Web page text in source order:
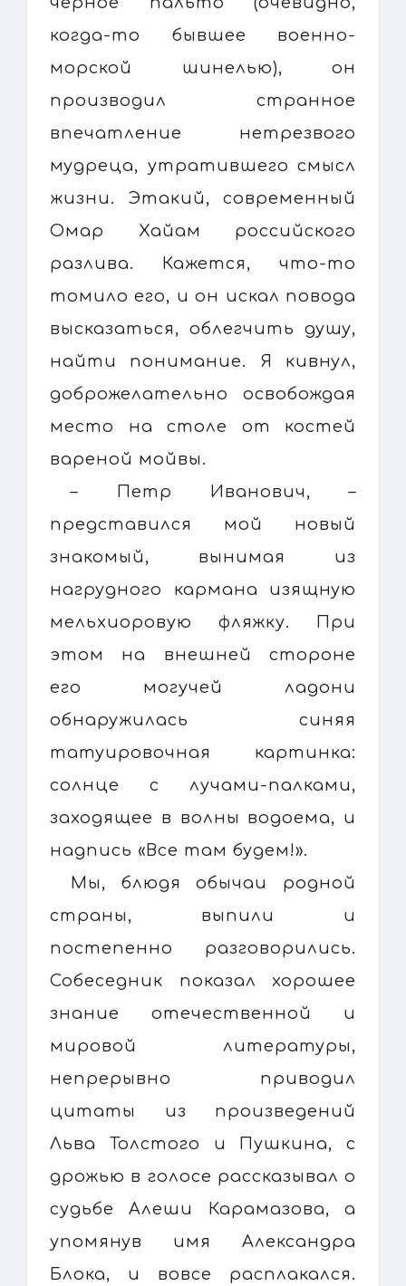
когда-то бывшее военно-
морской шинелью), он
производил странное
впечатление нетрезвого
мудреца, утратившего смысл
жизни. Этакий, современный
Омар Хайам российского
разлива. Кажется, что-то
томило его, и он искал повода
высказаться, облегчить душу,
найти понимание. Я кивнул,
доброжелательно освобождая
место на столе от костей
вареной мойвы.
– Петр Иванович, –
представился мой новый
знакомый, вынимая из
нагрудного кармана изящную
мельхиоровую фляжку. При
этом на внешней стороне
его могучей ладони
обнаружилась синяя
татуировочная картинка:
солнце с лучами-палками,
заходящее в волны водоема, и
надпись «Все там будем!».
Мы, блюдя обычаи родной
страны, выпили и
постепенно разговорились.
Собеседник показал хорошее
знание отечественной и
мировой литературы,
непрерывно приводил
цитаты из произведений
Льва Толстого и Пушкина, с
дрожью в голосе рассказывал о
судьбе Алеши Карамазова, а
упомянув имя Александра
Блока, и вовсе расплакался.